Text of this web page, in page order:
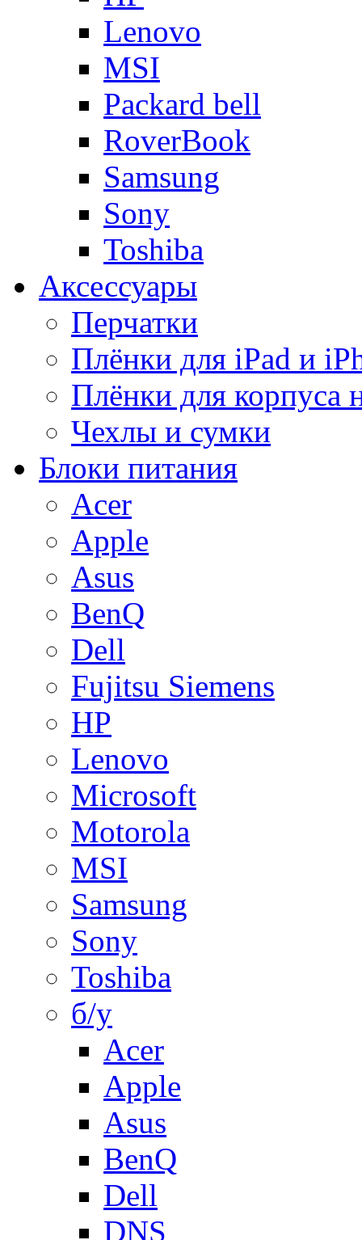
Lenovo
MSI
Packard bell
RoverBook
Samsung
Sony
Toshiba
Аксессуары
Перчатки
Плёнки для iPad и
Плёнки для корпуса
Чехлы и сумки
Блоки питания
Acer
Apple
Asus
BenQ
Dell
Fujitsu Siemens
HP
Lenovo
Microsoft
Motorola
MSI
Samsung
Sony
Toshiba
б/у
Acer
Apple
Asus
BenQ
Dell
DNS